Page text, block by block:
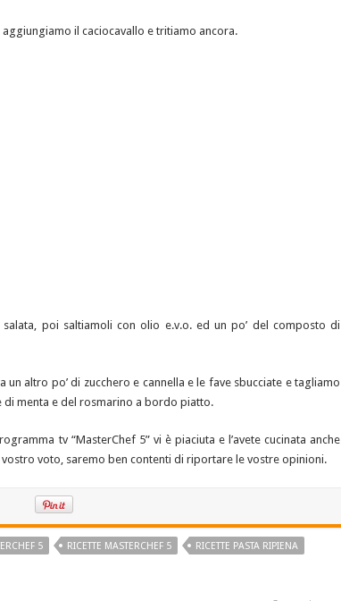
il caciocavallo e tritiamo ancora.
poi saltiamoli con olio e.v.o. ed un po’ del composto di
altro po’ di zucchero e cannella e le fave sbucciate e tagliamo
menta e del rosmarino a bordo piatto.
tv “MasterChef 5” vi è piaciuta e l’avete cucinata anche
voto, saremo ben contenti di riportare le vostre opinioni.
5 RICETTE MASTERCHEF 5
RICETTE PASTA RIPIENA